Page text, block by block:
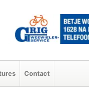
Contact